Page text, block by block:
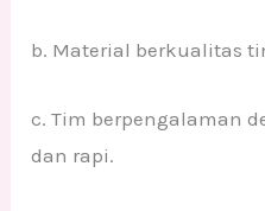
b. Material berkualitas
c. Tim berpengalaman
dan rapi.